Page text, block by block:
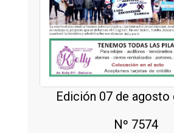
Edición 07 de agosto
Nº 7574